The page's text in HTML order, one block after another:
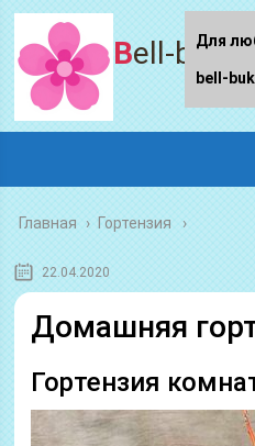
Bell-
Главная › Гортензия
22.04.2020
Домашняя
Гортензия
Для
bell-